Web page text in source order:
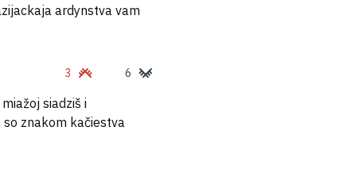
ardynstva vam
3 6
siadziš i
so znakom kačiestva